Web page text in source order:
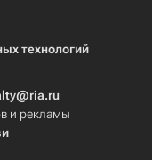
технологий
и рекламы